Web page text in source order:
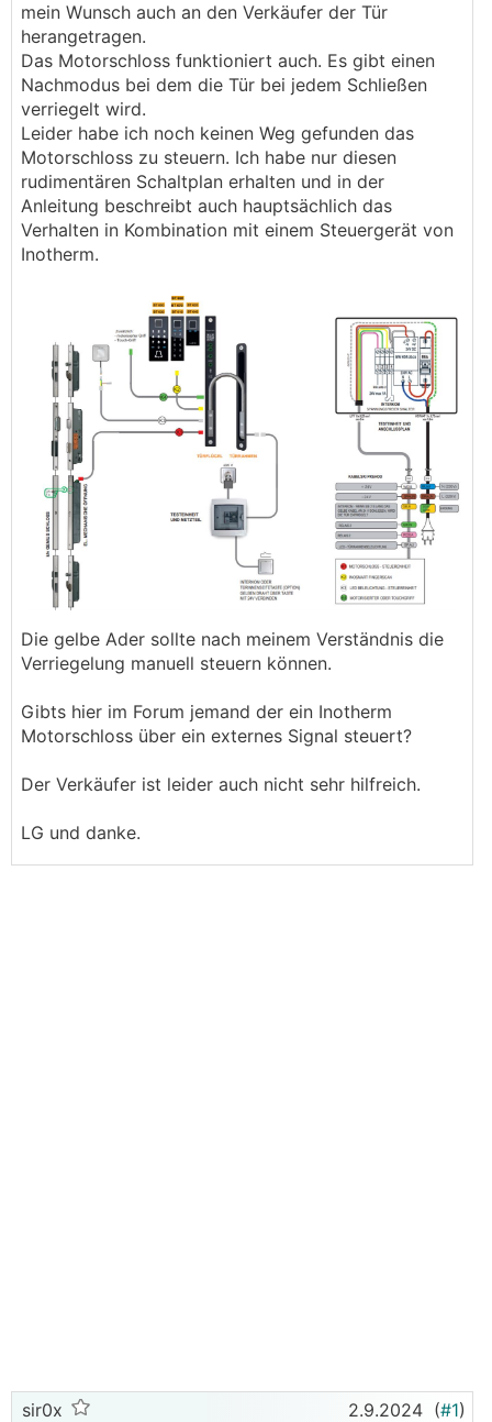
mein Wunsch auch an den Verkäufer der Tür
herangetragen.
Das Motorschloss funktioniert auch. Es gibt einen
Nachmodus bei dem die Tür bei jedem Schließen
verriegelt wird.
Leider habe ich noch keinen Weg gefunden das
Motorschloss zu steuern. Ich habe nur diesen
rudimentären Schaltplan erhalten und in der
Anleitung beschreibt auch hauptsächlich das
Verhalten in Kombination mit einem Steuergerät von
Inotherm.
Die gelbe Ader sollte nach meinem Verständnis die
Verriegelung manuell steuern können.
Gibts hier im Forum jemand der ein Inotherm
Motorschloss über ein externes Signal steuert?
Der Verkäufer ist leider auch nicht sehr hilfreich.
LG und danke.
sir0x 2.9.2024 (#1)